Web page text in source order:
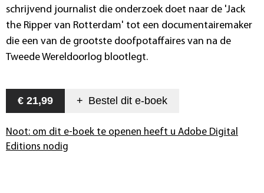
schrijvend journalist die onderzoek doet naar de 'Jack
the Ripper van Rotterdam' tot een documentairemaker
die een van de grootste doofpotaffaires van na de
Tweede Wereldoorlog blootlegt.
€ 21,99 + Bestel dit e-boek
Noot: om dit e-boek te openen heeft u Adobe Digital
Editions nodig